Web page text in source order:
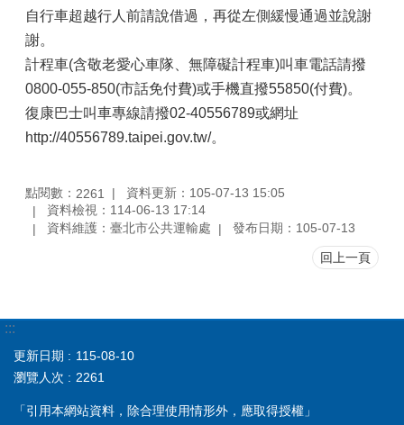
自行車超越行人前請說借過，再從左側緩慢通過並說謝
謝。
計程車(含敬老愛心車隊、無障礙計程車)叫車電話請撥
0800-055-850(市話免付費)或手機直撥55850(付費)。
復康巴士叫車專線請撥02-40556789或網址
http://40556789.taipei.gov.tw/。
點閱數： 2261
資料更新：105-07-13 15:05
資料檢視：114-06-13 17:14
資料維護：臺北市公共運輸處
發布日期：105-07-13
回上一頁
:::
更新日期
115-08-10
瀏覽人次
2261
「引用本網站資料，除合理使用情形外，應取得授權」